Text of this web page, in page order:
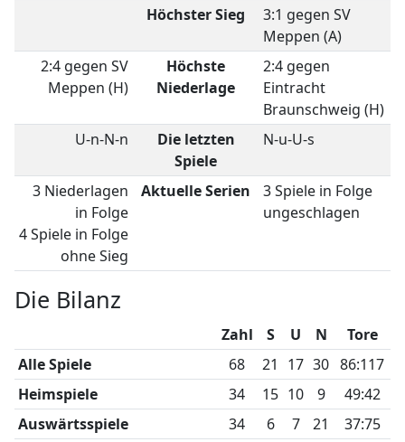
Höchster Sieg
3:1 gegen SV
Meppen (A)
2:4 gegen SV
Meppen (H)
Höchste
Niederlage
2:4 gegen
Eintracht
Braunschweig (H)
U-n-N-n
Die letzten
Spiele
N-u-U-s
3 Niederlagen
in Folge
4 Spiele in Folge
ohne Sieg
Aktuelle Serien
3 Spiele in Folge
ungeschlagen
Die Bilanz
Zahl S U N
Tore
Alle Spiele
68 21 17 30 86:117
Heimspiele
34 15 10 9
49:42
Auswärtsspiele
34 6 7 21
37:75